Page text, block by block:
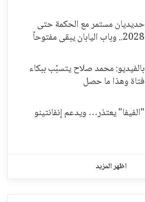
حديديان مستمر مع الحكمة حتى
2028.. وباب اليابان يبقى مفتوحاً
بالفيديو: محمد صلاح يتسبّب ببكاء
فتاة وهذا ما حصل
"الفيفا" يعتذر… ويدعم إنفانتينو
اظهر المزيد